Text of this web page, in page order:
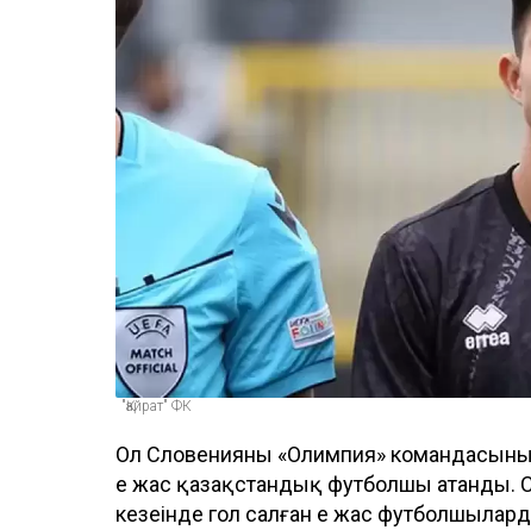
"Қайрат" ФК
Ол Словенияның «Олимпия»
ең жас қазақстандық футболшы атанды.
кезеңінде гол салған ең жас